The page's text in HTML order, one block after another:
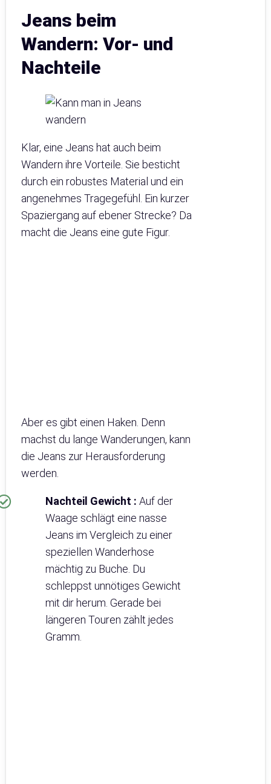
Jeans beim
Wandern: Vor- und
Nachteile
Klar, eine Jeans hat auch beim
Wandern ihre Vorteile. Sie besticht
durch ein robustes Material und ein
angenehmes Tragegefühl. Ein kurzer
Spaziergang auf ebener Strecke? Da
macht die Jeans eine gute Figur.
Aber es gibt einen Haken. Denn
machst du lange Wanderungen, kann
die Jeans zur Herausforderung
werden.
Nachteil Gewicht : Auf der
Waage schlägt eine nasse
Jeans im Vergleich zu einer
speziellen Wanderhose
mächtig zu Buche. Du
schleppst unnötiges Gewicht
mit dir herum. Gerade bei
längeren Touren zählt jedes
Gramm.